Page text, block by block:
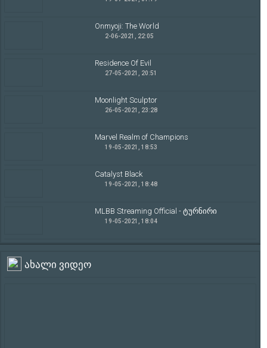
Onmyoji: The World
2-06-2021, 22:05
Residence Of Evil
27-05-2021, 20:51
Moonlight Sculptor
26-05-2021, 23:28
Marvel Realm of Champions
19-05-2021, 18:53
Catalyst Black
19-05-2021, 18:48
MLBB Streaming Official - ტურნირი
19-05-2021, 18:04
ახალი ვიდეო